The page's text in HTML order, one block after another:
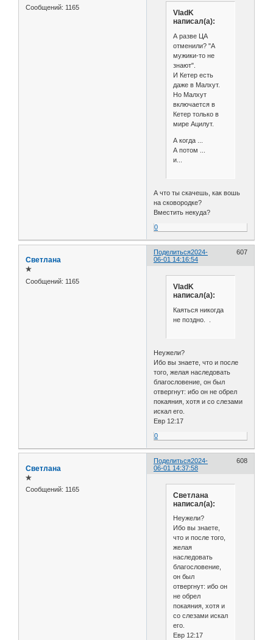
Сообщений: 1165
VladK
написал(а):
А разве ЦА
отменили? "А
мужики-то не
знают".
И Кетер есть
даже в Малхут.
Но Малхут
включается в
Кетер только в
мире Ацилут.
А когда ...
А потом ...
и...
А что ты скачешь, как вошь
на сковородке?
Вместить некуда?
0
Поделиться 607
2024-
06-01 14:16:54
Светлана
✯
Сообщений: 1165
VladK
написал(а):
Каяться никогда
не поздно. .
Неужели?
Ибо вы знаете, что и после
того, желая наследовать
благословение, он был
отвергнут: ибо он не обрел
покаяния, хотя и со слезами
искал его.
Евр 12:17
0
Поделиться 608
2024-
06-01 14:37:58
Светлана
✯
Сообщений: 1165
Светлана
написал(а):
Неужели?
Ибо вы знаете,
что и после того,
желая
наследовать
благословение,
он был
отвергнут: ибо он
не обрел
покаяния, хотя и
со слезами искал
его.
Евр 12:17